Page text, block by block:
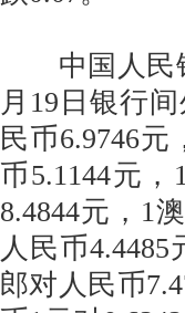
中国人民银
月19日银行
民币6.9746
币5.1144元
8.4844元，1
人民币
郎对人民币